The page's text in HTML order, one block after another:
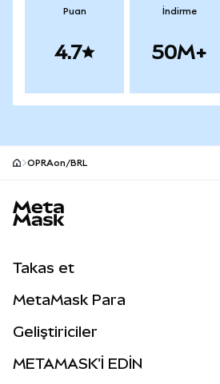
Puan
4.7
İndirme
50M+
OPRAon/BRL
Takas et
Perps
RWA'lar
MetaMask Para
Geliştiriciler
METAMASK'İ EDİN